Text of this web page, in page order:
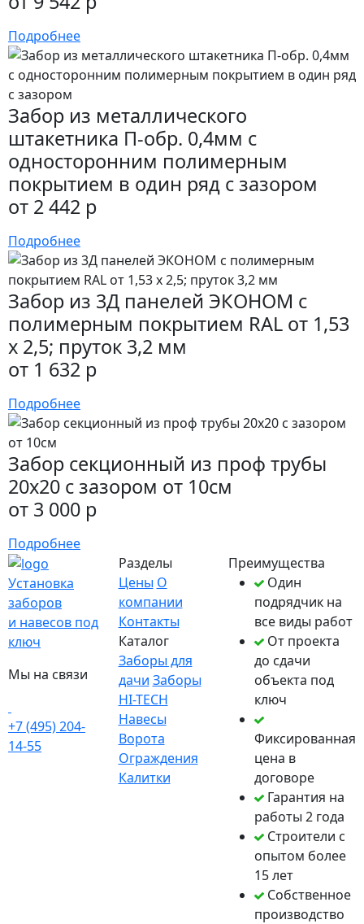
Подробнее
Забор из металлического
штакетника П-обр. 0,4мм с
односторонним полимерным
покрытием в один ряд с зазором
от 2 442 р
Подробнее
Забор из 3Д панелей ЭКОНОМ с
полимерным покрытием RAL от 1,53
х 2,5; пруток 3,2 мм
от 1 632 р
Подробнее
Забор секционный из проф трубы
20х20 с зазором от 10см
от 3 000 р
Подробнее
Установка
заборов
и навесов под
ключ
Мы на связи
+7 (495) 204-
14-55
Разделы
Цены О
компании
Контакты
Каталог
Заборы для
дачи Заборы
HI-TECH
Навесы
Ворота
Ограждения
Калитки
Преимущества
Один
подрядчик на
все виды работ
От проекта
до сдачи
объекта под
ключ
Фиксированная
цена в
договоре
Гарантия на
работы 2 года
Строители с
опытом более
15 лет
Собственное
производство